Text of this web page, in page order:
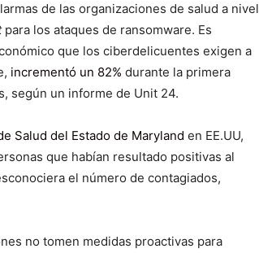
de las organizaciones de salud a nivel
para los ataques de ransomware. Es
que los ciberdelicuentes exigen a
incrementó un 82% durante la primera
según un informe de Unit 24.
Salud del Estado de Maryland en EE.UU,
que habían resultado positivas al
el número de contagiados,
no tomen medidas proactivas para